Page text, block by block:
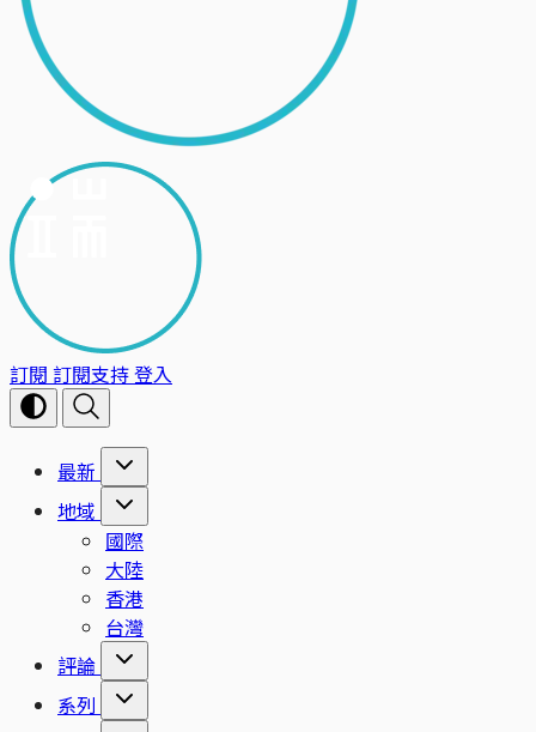
訂閱 訂閱支持登入
最新
地域
國際
大陸
香港
台灣
評論
系列